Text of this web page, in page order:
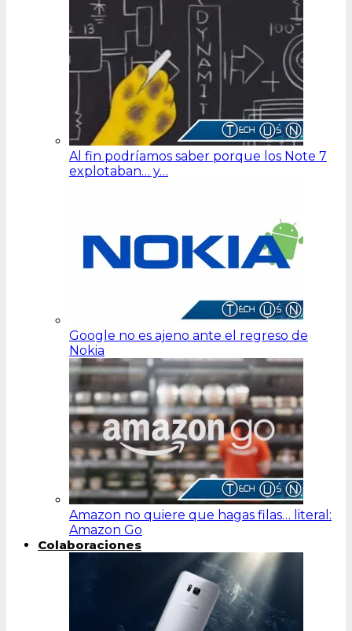
Al fin podríamos saber porque los Note 7
explotaban… y…
Google no es ajeno ante el regreso de
Nokia
Amazon no quiere que hagas filas… literal:
Amazon Go
Colaboraciones